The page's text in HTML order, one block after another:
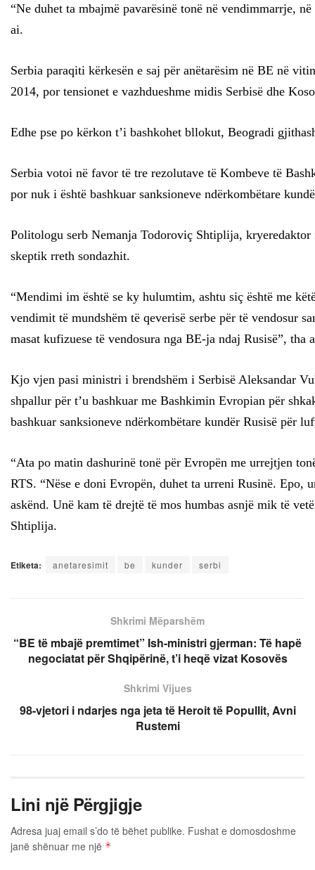
“Ne duhet ta mbajmë pavarësinë tonë në vendimmarrje,
ai.
Serbia paraqiti kërkesën e saj për anëtarësim në BE në
2014, por tensionet e vazhdueshme midis Serbisë dhe
Edhe pse po kërkon t’i bashkohet bllokut, Beogradi
Serbia votoi në favor të tre rezolutave të Kombeve të
por nuk i është bashkuar sanksioneve ndërkombëtare
Politologu serb Nemanja Todoroviç Shtiplija, kryeredaktor
skeptik rreth sondazhit.
“Mendimi im është se ky hulumtim, ashtu siç është me
vendimit të mundshëm të qeverisë serbe për të vendosur
masat kufizuese të vendosura nga BE-ja ndaj Rusisë”, tha
Kjo vjen pasi ministri i brendshëm i Serbisë Aleksandar
shpallur për t’u bashkuar me Bashkimin Evropian për
bashkuar sanksioneve ndërkombëtare kundër Rusisë për
“Ata po matin dashurinë tonë për Evropën me urrejtjen
RTS. “Nëse e doni Evropën, duhet ta urreni Rusinë. Epo,
askënd. Unë kam të drejtë të mos humbas asnjë mik të
Shtiplija.
Etiketa: anetaresimit be kunder serbi
Shkrimi Mëparshëm
“BE të mbajë premtimet” Ish-ministri gjerman: Të hapë
negociatat për Shqipërinë, t’i heqë vizat Kosovës
Shkrimi Vijues
98-vjetori i ndarjes nga jeta të Heroit të Popullit, Avni
Rustemi
Lini një Përgjigje
Adresa juaj email s’do të bëhet publike. Fushat e domosdoshme
janë shënuar me një *